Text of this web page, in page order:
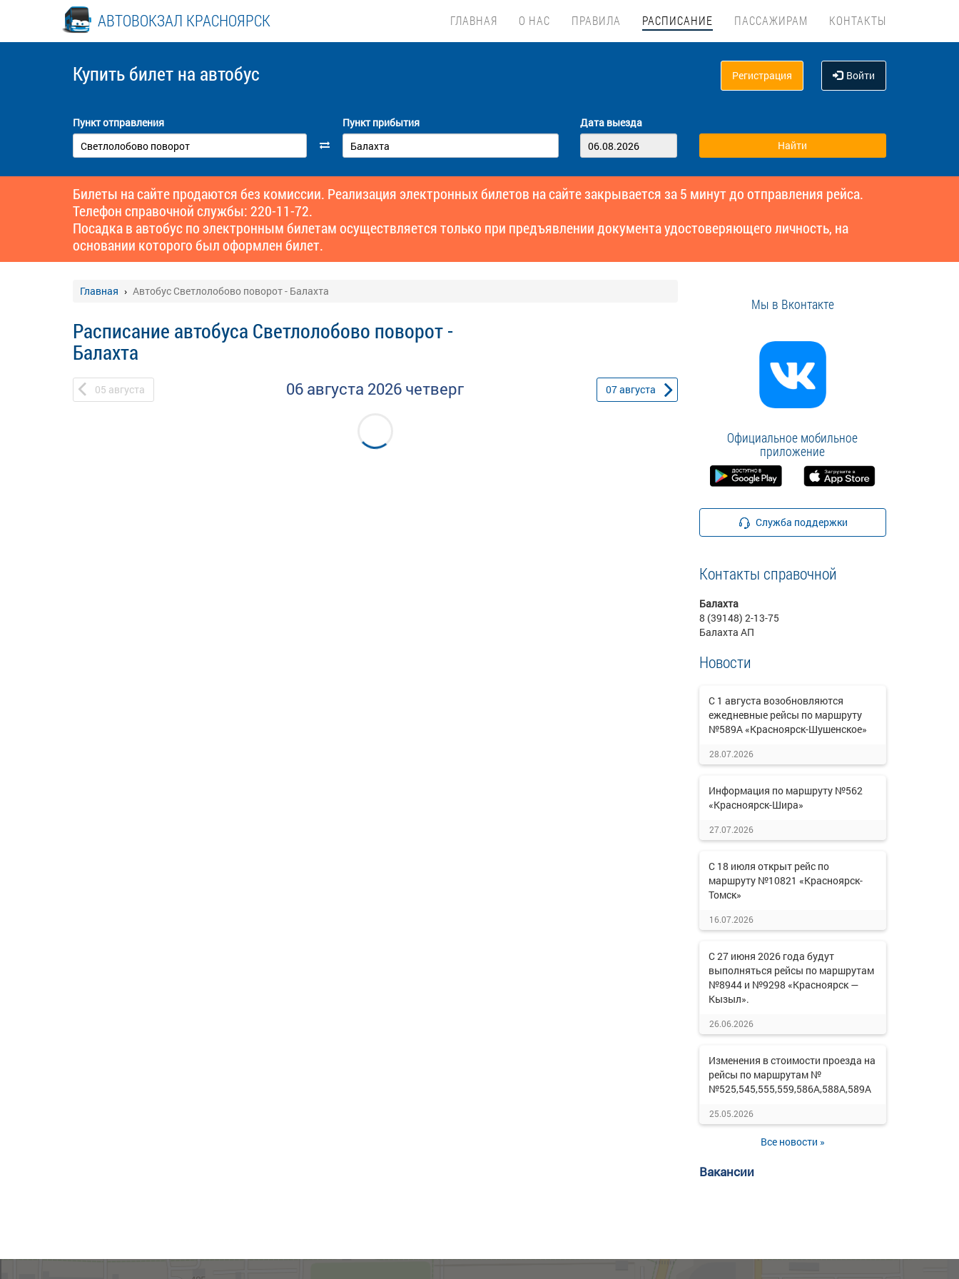
АВТОВОКЗАЛ КРАСНОЯРСК ГЛАВНАЯ О НАС ПРАВИЛА РАСПИСАНИЕ ПАССАЖИРАМ КОНТАКТЫ
Купить билет на автобус Регистрация Войти
Пункт отправления Пункт прибытия Дата выезда
Билеты на сайте продаются без комиссии. Реализация электронных билетов на сайте закрывается за 5 минут до отправления рейса.
Телефон справочной службы: 220-11-72.
Посадка в автобус по электронным билетам осуществляется только при предъявлении документа удостоверяющего личность, на
основании которого был оформлен билет.
Главная Автобус Светлолобово поворот - Балахта
Расписание автобуса Светлолобово поворот -
Балахта
05 августа 06 августа 2026 четверг 07августа
Мы в Вконтакте
Официальное мобильное
приложение
Служба поддержки
Контакты справочной
Балахта
8 (39148) 2-13-75
Балахта АП
Новости
С 1 августа возобновляются
ежедневные рейсы по маршруту
№589А «Красноярск-Шушенское»
28.07.2026
Информация по маршруту №562
«Красноярск-Шира»
27.07.2026
С 18 июля открыт рейс по
маршруту №10821 «Красноярск-
Томск»
16.07.2026
С 27 июня 2026 года будут
выполняться рейсы по маршрутам
№8944 и №9298 «Красноярск —
Кызыл».
26.06.2026
Изменения в стоимости проезда на
рейсы по маршрутам №
№525,545,555,559,586А,588А,589А
25.05.2026
Все новости »
Вакансии